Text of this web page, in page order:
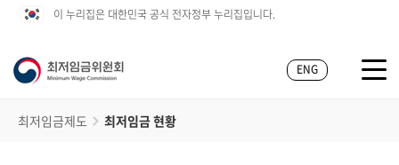
이 누리집은 대한민국 공식 전자정부 누리집입니다.
ENG
최저임금제도 최저임금 현황